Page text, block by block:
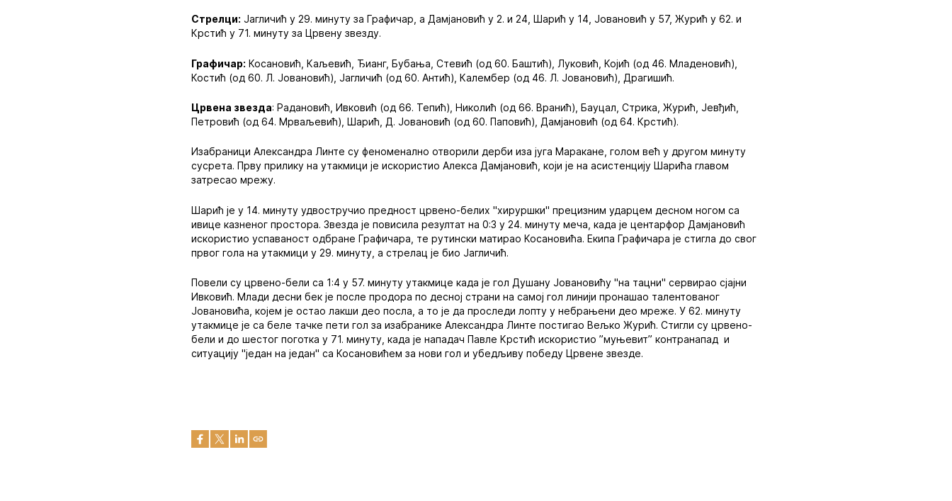
Стрелци: Јагличић у 29. минуту за Графичар, а Дамјановић у 2. и 24, Шарић у 14, Јовановић у 57, Журић у 62. и
Крстић у 71. минуту за Црвену звезду.
Графичар: Косановић, Каљевић, Ђианг, Бубања, Стевић (од 60. Баштић), Луковић, Којић (од 46. Младеновић),
Костић (од 60. Л. Јовановић), Јагличић (од 60. Антић), Калембер (од 46. Л. Јовановић), Драгишић.
Црвена звезда: Радановић, Ивковић (од 66. Тепић), Николић (од 66. Вранић), Бауцал, Стрика, Журић, Јевђић,
Петровић (од 64. Мрваљевић), Шарић, Д. Јовановић (од 60. Паповић), Дамјановић (од 64. Крстић).
Изабраници Александра Линте су феноменално отворили дерби иза југа Маракане, голом већ у другом минуту
сусрета. Прву прилику на утакмици је искористио Алекса Дамјановић, који је на асистенцију Шарића главом
затресао мрежу.
Шарић је у 14. минуту удвостручио предност црвено-белих "хируршки" прецизним ударцем десном ногом са
ивице казненог простора. Звезда је повисила резултат на 0:3 у 24. минуту меча, када је центарфор Дамјановић
искористио успаваност одбране Графичара, те рутински матирао Косановића. Екипа Графичара је стигла до свог
првог гола на утакмици у 29. минуту, а стрелац је био Јагличић.
Повели су црвено-бели са 1:4 у 57. минуту утакмице када је гол Душану Јовановићу "на тацни" сервирао сјајни
Ивковић. Млади десни бек је после продора по десној страни на самој гол линији пронашао талентованог
Јовановића, којем је остао лакши део посла, а то је да проследи лопту у небрањени део мреже. У 62. минуту
утакмице је са беле тачке пети гол за изабранике Александра Линте постигао Вељко Журић. Стигли су црвено-
бели и до шестог поготка у 71. минуту, када је нападач Павле Крстић искористио ”муњевит” контранапад и
ситуацију "један на један" са Косановићем за нови гол и убедљиву победу Црвене звезде.